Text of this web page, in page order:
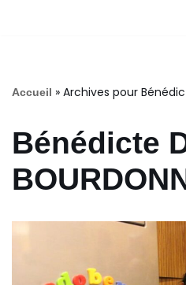
Accueil » Archives pour
Bénédicte